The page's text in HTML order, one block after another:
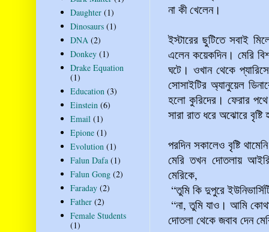
না কী খেলেন।
ইস্টারের ছুটিতে সবাই
এলেন কয়েকদিন। মেরি
ঘটে। ওখান থেকে
সোসাইটির অ্যানুয়েল
হলো কুরিদের। ফেরার
সারা রাত ধরে অঝোরে
পরদিন সকালেও বৃষ্টি
মেরি তখন দোতলায়
মেরিকে,
“তুমি কি দুপুরে
“না, তুমি যাও। আমি
দোতলা থেকে জবাব দেন
Daughter (1)
Dinosaurs (1)
DNA (2)
Donkey (1)
Drake Equation
(1)
Education (3)
Einstein (6)
Email (1)
Epione (1)
Evolution (1)
Falun Dafa (1)
Falun Gong (2)
Faraday (2)
Father (2)
Female Students
(1)